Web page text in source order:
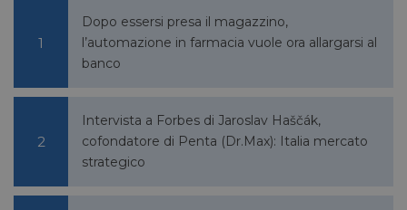
Dopo essersi presa il magazzino,
l’automazione in farmacia vuole ora allargarsi al
banco
Intervista a Forbes di Jaroslav Haščák,
cofondatore di Penta (Dr.Max): Italia mercato
strategico